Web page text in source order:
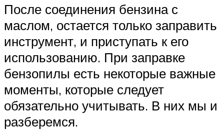
После соединения бензина с
маслом, остается только заправить
инструмент, и приступать к его
использованию. При заправке
бензопилы есть некоторые важные
моменты, которые следует
обязательно учитывать. В них мы и
разберемся.